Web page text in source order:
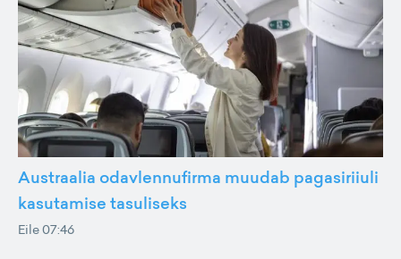
Austraalia odavlennufirma muudab pagasiriiuli
kasutamise tasuliseks
Eile 07:46